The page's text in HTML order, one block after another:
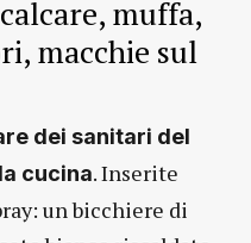
muffa,
macchie sul
dei sanitari del
cucina. Inserite
un bicchiere di